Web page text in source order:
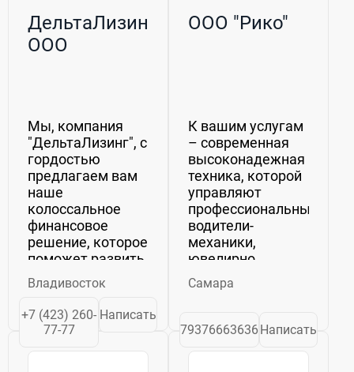
ДельтаЛизинг,
ООО
Мы, компания
"ДельтаЛизинг", с
гордостью
предлагаем вам
наше
колоссальное
финансовое
решение, которое
поможет развить
ваше
предприятие.
Лизинг
оборудования,
транспорта
Владивосток
+7 (423) 260-
77-77
Написать
ООО "Рико"
К вашим услугам
– современная
высоконадежная
техника, которой
управляют
профессиональные
водители-
механики,
ювелирно
владеющие этим
сложным
механизмом.
нам, вы
Самара
79376663636 Написать